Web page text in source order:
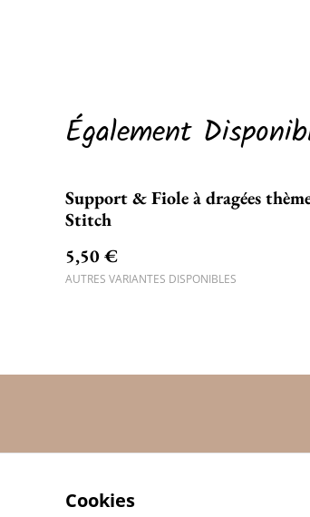
Également
Support & Fiole à dragées
Stitch
5,50 €
AUTRES VARIANTES DISPONIBLES
Cookies